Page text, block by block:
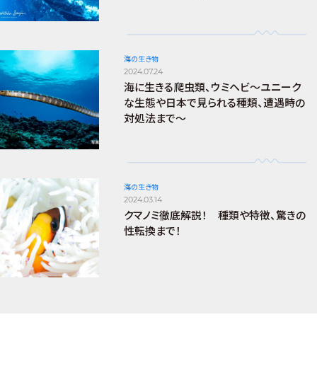
海の生き物
2024.07.24
海に生きる爬虫類、ウミヘビ～ユニーク
な生態や日本で見られる種類、遭遇時の
対処法まで～
海の生き物
2024.03.14
クマノミ徹底解説！ 種類や特徴、驚きの
性転換まで！